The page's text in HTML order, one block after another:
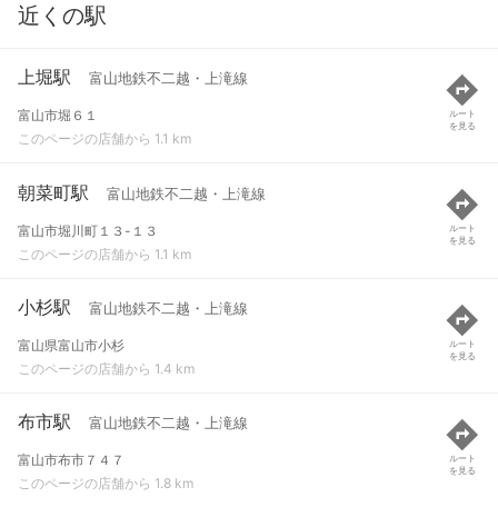
近くの駅
上堀駅 富山地鉄不二越・上滝線
富山市堀６１
このページの店舗から 1.1 km
ルート
を見る
朝菜町駅 富山地鉄不二越・上滝線
富山市堀川町１３-１３
このページの店舗から 1.1 km
ルート
を見る
小杉駅 富山地鉄不二越・上滝線
富山県富山市小杉
このページの店舗から 1.4 km
ルート
を見る
布市駅 富山地鉄不二越・上滝線
富山市布市７４７
このページの店舗から 1.8 km
ルート
を見る